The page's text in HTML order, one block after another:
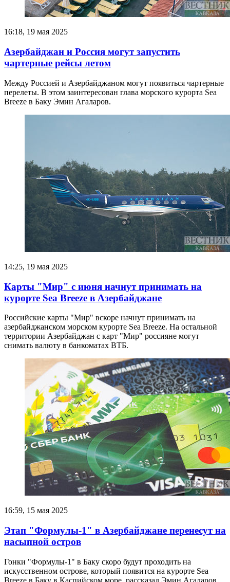
16:18, 19 мая 2025
Азербайджан и Россия могут запустить
чартерные рейсы летом
Между Россией и Азербайджаном могут появиться чартерные
перелеты. В этом заинтересован глава морского курорта Sea
Breeze в Баку Эмин Агаларов.
14:25, 19 мая 2025
Карты "Мир" с июня начнут принимать на
курорте Sea Breeze в Азербайджане
Российские карты "Мир" вскоре начнут принимать на
азербайджанском морском курорте Sea Breeze. На остальной
территории Азербайджан с карт "Мир" россияне могут
снимать валюту в банкоматах ВТБ.
16:59, 15 мая 2025
Этап "Формулы-1" в Азербайджане перенесут на
насыпной остров
Гонки "Формулы-1" в Баку скоро будут проходить на
искусственном острове, который появится на курорте Sea
Breeze в Баку в Каспийском море, рассказал Эмин Агаларов.